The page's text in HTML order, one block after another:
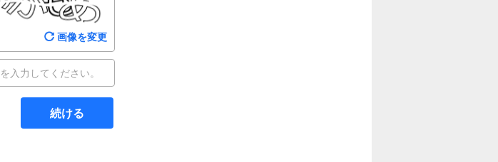
画像を変更
続ける